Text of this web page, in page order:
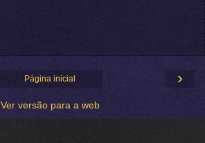
›
Página inicial
Ver versão para a web